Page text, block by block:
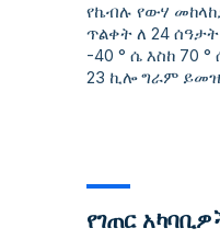
የኬብሉ የውሃ
ጥልቀት ለ 24
-40 ° ሴ እስከ 70
23 ኪሎ ግራም
የገጠር